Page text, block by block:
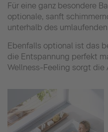
Für eine ganz besondere
optionale, sanft
unterhalb des umlaufenden
Ebenfalls optional ist das
die Entspannung perfekt
Wellness-Feeling sorgt